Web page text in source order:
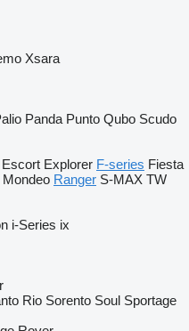
Xsara
Panda Punto Qubo Scudo
Escort Explorer F-series Fiesta
Mondeo Ranger S-MAX TW
i-Series ix
Rio Sorento Soul Sportage